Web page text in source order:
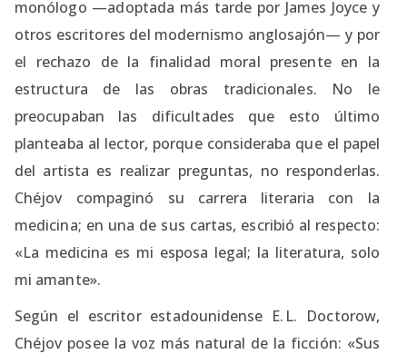
monólogo —adoptada más tarde por James Joyce y
otros escritores del modernismo anglosajón— y por
el rechazo de la finalidad moral presente en la
estructura de las obras tradicionales.​ No le
preocupaban las dificultades que esto último
planteaba al lector, porque consideraba que el papel
del artista es realizar preguntas, no responderlas.​
Chéjov compaginó su carrera literaria con la
medicina; en una de sus cartas, escribió al respecto:
«La medicina es mi esposa legal; la literatura, solo
mi amante».
Según el escritor estadounidense E. L. Doctorow,
Chéjov posee la voz más natural de la ficción: «Sus